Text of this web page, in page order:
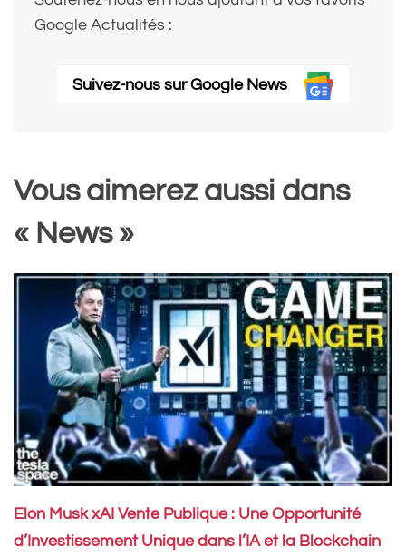
Google Actualités :
Suivez-nous sur Google News
Vous aimerez aussi dans
« News »
Elon Musk xAI Vente Publique : Une Opportunité
d’Investissement Unique dans l’IA et la Blockchain